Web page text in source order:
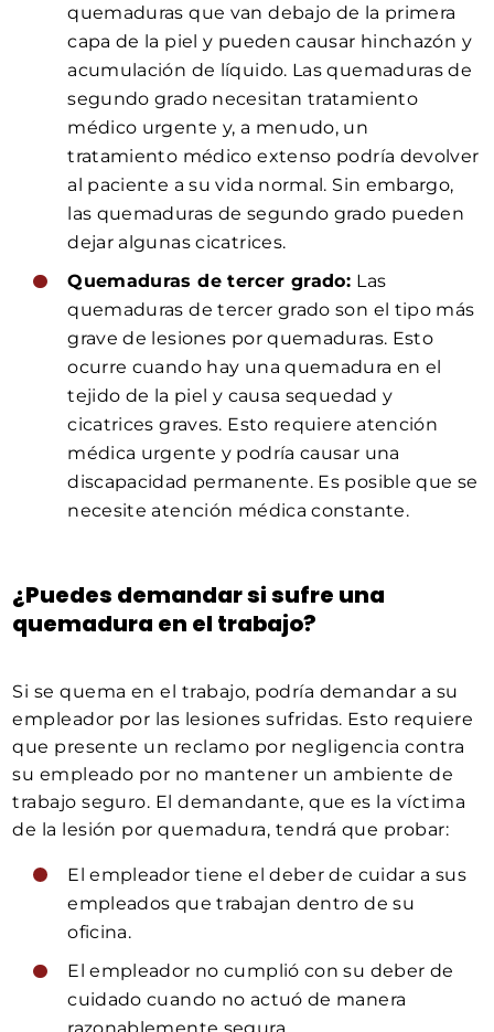
quemaduras que van debajo de la primera
capa de la piel y pueden causar hinchazón y
acumulación de líquido. Las quemaduras de
segundo grado necesitan tratamiento
médico urgente y, a menudo, un
tratamiento médico extenso podría devolver
al paciente a su vida normal. Sin embargo,
las quemaduras de segundo grado pueden
dejar algunas cicatrices.
Quemaduras de tercer grado: Las
quemaduras de tercer grado son el tipo más
grave de lesiones por quemaduras. Esto
ocurre cuando hay una quemadura en el
tejido de la piel y causa sequedad y
cicatrices graves. Esto requiere atención
médica urgente y podría causar una
discapacidad permanente. Es posible que se
necesite atención médica constante.
¿Puedes demandar si sufre una
quemadura en el trabajo?
Si se quema en el trabajo, podría demandar a su
empleador por las lesiones sufridas. Esto requiere
que presente un reclamo por negligencia contra
su empleado por no mantener un ambiente de
trabajo seguro. El demandante, que es la víctima
de la lesión por quemadura, tendrá que probar:
El empleador tiene el deber de cuidar a sus
empleados que trabajan dentro de su
oficina.
El empleador no cumplió con su deber de
cuidado cuando no actuó de manera